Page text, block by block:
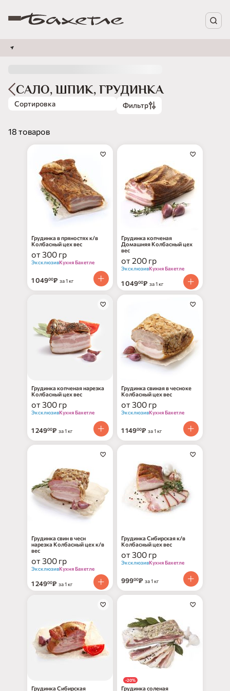
САЛО, ШПИК, ГРУДИНКА
Сортировка Фильтр
18 товаров
Грудинка в пряностях к/в
Колбасный цех вес
от 300 гр
ЭксклюзивКухня Бахетле
1 04900₽ за 1 кг
Грудинка копченая
Домашняя Колбасный цех
вес
от 200 гр
ЭксклюзивКухня Бахетле
1 04900₽ за 1 кг
Грудинка копченая нарезка
Колбасный цех вес
от 300 гр
ЭксклюзивКухня Бахетле
1 24900₽ за 1 кг
Грудинка свиная в чесноке
Колбасный цех вес
от 300 гр
ЭксклюзивКухня Бахетле
1 14900₽ за 1 кг
Грудинка свин в чесн
нарезка Колбасный цех к/в
вес
от 300 гр
ЭксклюзивКухня Бахетле
1 24900₽ за 1 кг
Грудинка Сибирская к/в
Колбасный цех вес
от 300 гр
ЭксклюзивКухня Бахетле
99900₽ за 1 кг
Грудинка Сибирская
-20%
Грудинка соленая